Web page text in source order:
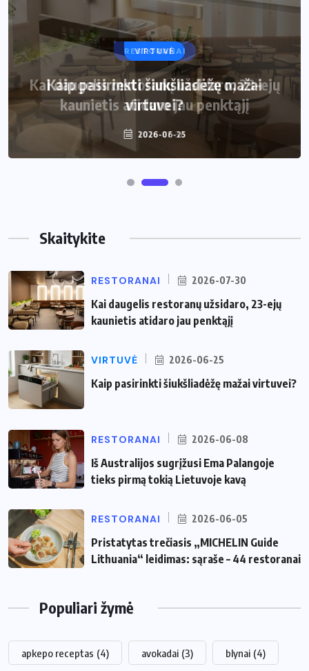
VIRTUVĖ
Kaip pasirinkti šiukšliadėžę mažai
virtuvei?
2026-06-25
Skaitykite
RESTORANAI 2026-07-30
Kai daugelis restoranų užsidaro, 23-ejų
kaunietis atidaro jau penktąjį
VIRTUVĖ 2026-06-25
Kaip pasirinkti šiukšliadėžę mažai virtuvei?
RESTORANAI 2026-06-08
Iš Australijos sugrįžusi Ema Palangoje
tieks pirmą tokią Lietuvoje kavą
RESTORANAI 2026-06-05
Pristatytas trečiasis „MICHELIN Guide
Lithuania“ leidimas: sąraše – 44 restoranai
Populiari žymė
apkepo receptas (4) avokadai (3) blynai (4)